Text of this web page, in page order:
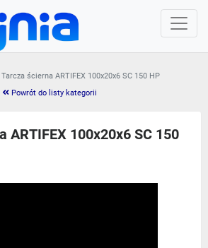
Tarcza ścierna ARTIFEX 100x20x6 SC 150 HP
Powrót do listy kategorii
ARTIFEX 100x20x6 SC 150